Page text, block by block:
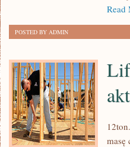
PRZYSZŁOŚĆRead
POSTED BY ADMIN
masę